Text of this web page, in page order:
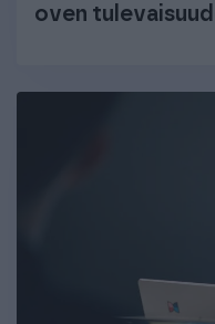
oven